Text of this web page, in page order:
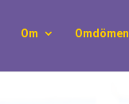
Om Omdömen